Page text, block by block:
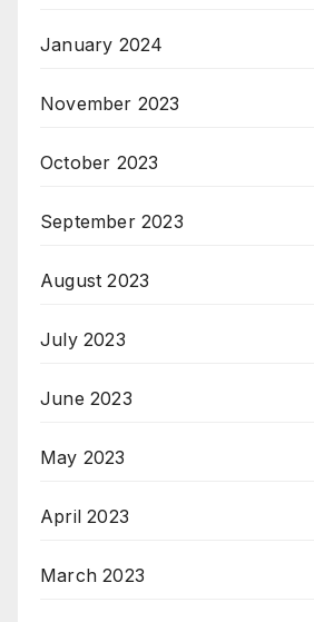
January 2024
November 2023
October 2023
September 2023
August 2023
July 2023
June 2023
May 2023
April 2023
March 2023